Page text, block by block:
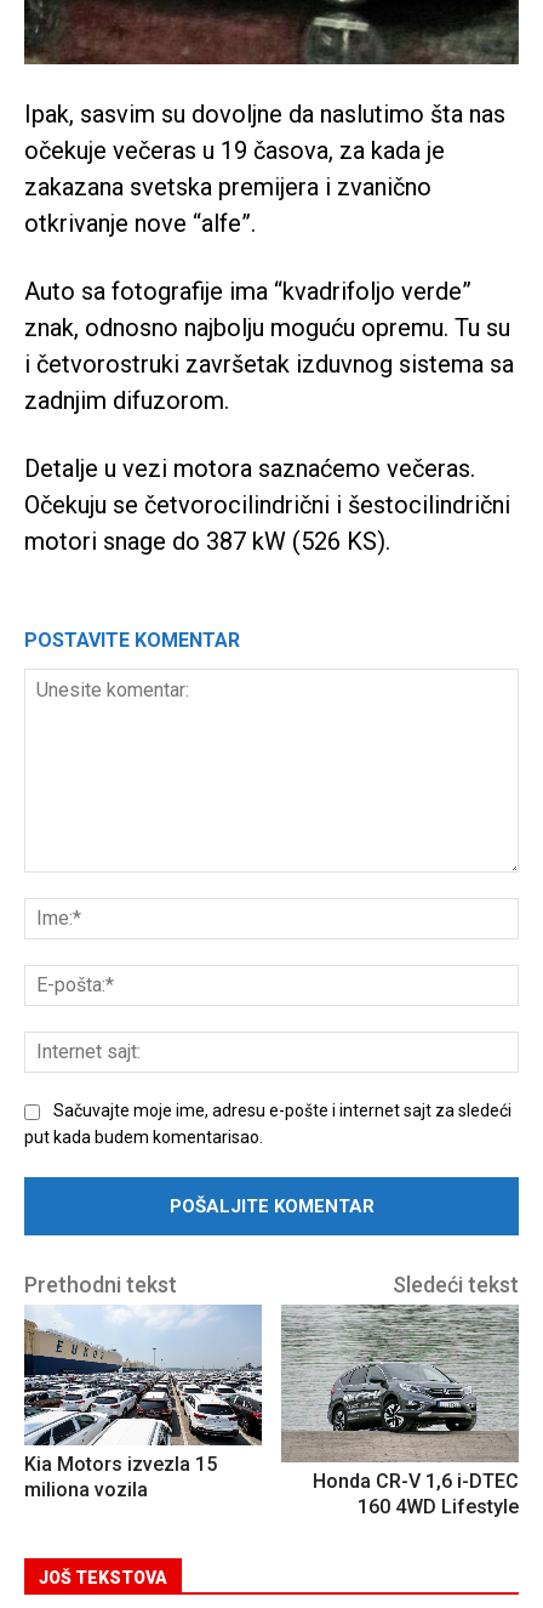
Ipak, sasvim su dovoljne da naslutimo šta nas
očekuje večeras u 19 časova, za kada je
zakazana svetska premijera i zvanično
otkrivanje nove “alfe”.
Auto sa fotografije ima “kvadrifoljo verde”
znak, odnosno najbolju moguću opremu. Tu su
i četvorostruki završetak izduvnog sistema sa
zadnjim difuzorom.
Detalje u vezi motora saznaćemo večeras.
Očekuju se četvorocilindrični i šestocilindrični
motori snage do 387 kW (526 KS).
POSTAVITE KOMENTAR
komentar:
Sačuvajte moje ime, adresu e-pošte i internet sajt za sledeći
put kada budem komentarisao.
Prethodni tekst
Kia Motors izvezla 15
miliona vozila
Sledeći tekst
Honda CR-V 1,6 i-DTEC
160 4WD Lifestyle
JOŠ TEKSTOVA